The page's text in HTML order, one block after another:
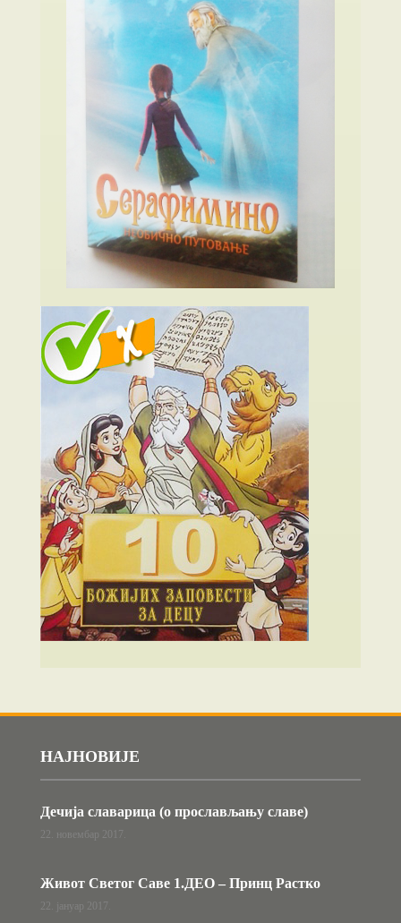
НАЈНОВИЈЕ
Дечија славарица (о прослављању славе)
22. новембар 2017.
Живот Светог Саве 1.ДЕО – Принц Растко
22. јануар 2017.